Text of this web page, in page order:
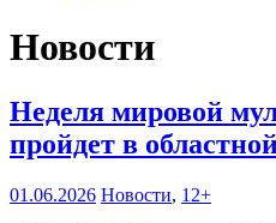
Новости
Неделя мировой
пройдет в
01.06.2026 Новости, 12+